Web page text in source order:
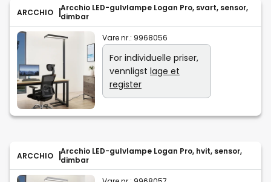
ARCCHIO
Arcchio LED-gulvlampe Logan Pro, svart, sensor,
dimbar
Vare nr.: 9968056
For individuelle priser,
vennligst lage et
register
ARCCHIO
Arcchio LED-gulvlampe Logan Pro, hvit, sensor,
dimbar